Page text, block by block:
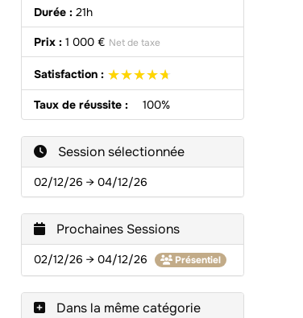
Durée : 21h
Prix : 1 000 € Net de taxe
Satisfaction : ★★★★★
★★★★★
Taux de réussite : 100%
Session sélectionnée
02/12/26 → 04/12/26
Prochaines Sessions
02/12/26 → 04/12/26 Présentiel
Dans la même catégorie